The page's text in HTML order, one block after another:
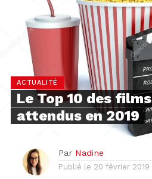
ACTUALITÉ
Le Top 10 des films
attendus en 2019
Par Nadine
Publié le 20 février 2019